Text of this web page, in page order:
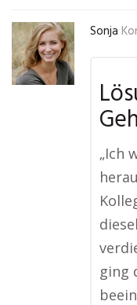
Sonja
„Ich
ging